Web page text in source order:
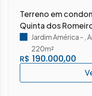
Terreno em
Quinta dos
R$ 190.000,00
Jardim América
220m²